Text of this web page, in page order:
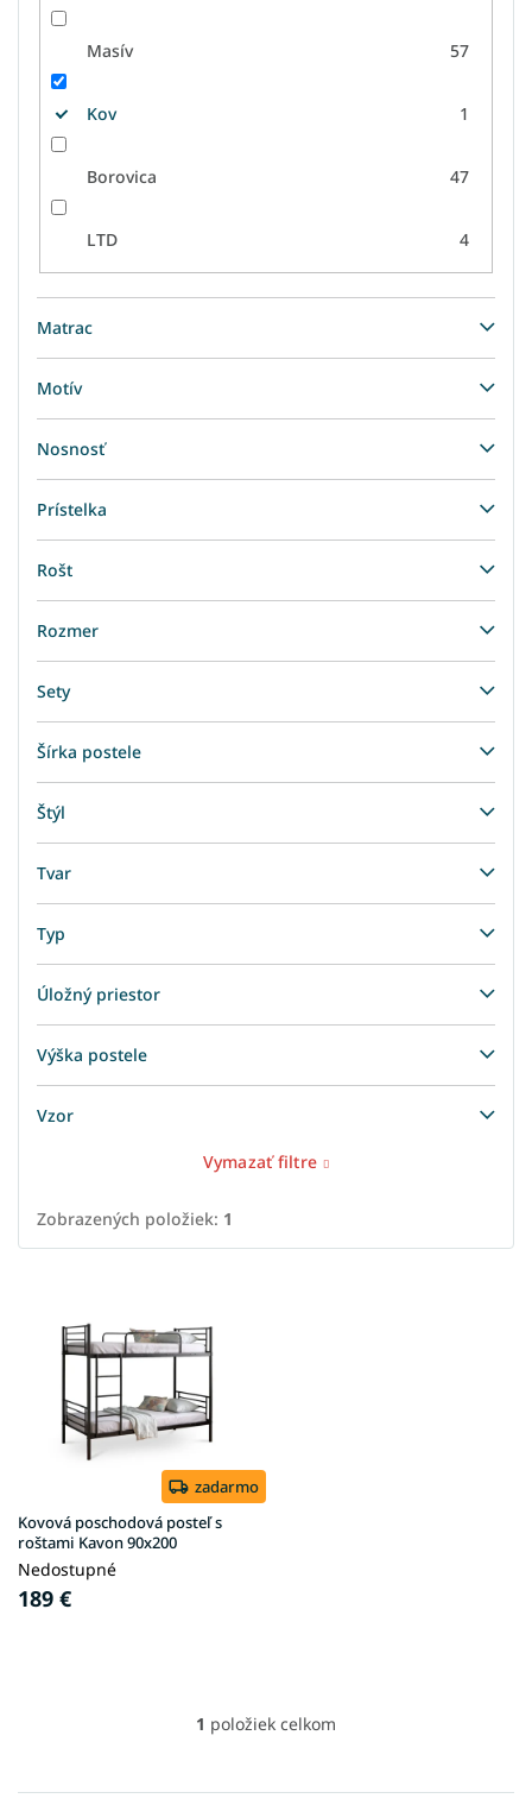
Masív 57
Kov 1
Borovica 47
LTD 4
Matrac
Motív
Nosnosť
Prístelka
Rošt
Rozmer
Sety
Šírka postele
Štýl
Tvar
Typ
Úložný priestor
Výška postele
Vzor
Vymazať filtre
Zobrazených položiek: 1
u
k
t
o
zadarmo
Kovová poschodová posteľ s
roštami Kavon 90x200
Nedostupné
189 €
O
á
1 položiek celkom